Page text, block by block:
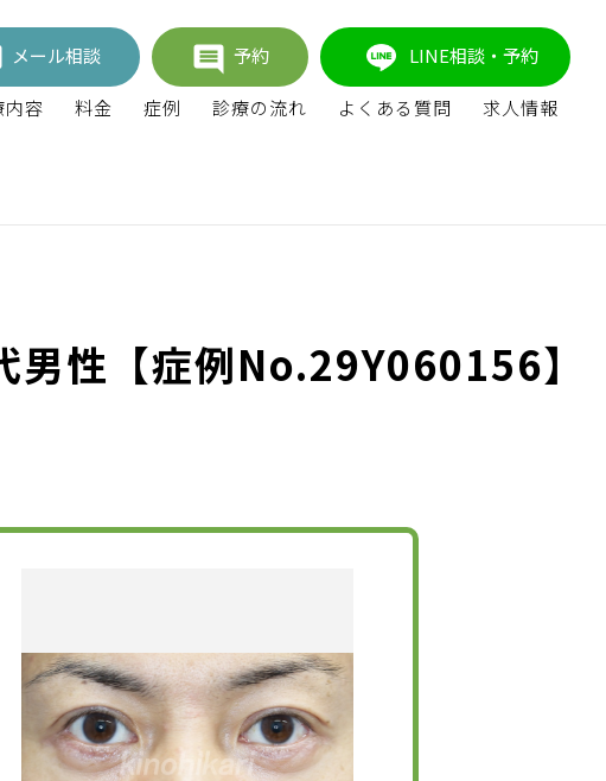
メール相談 予約 LINE相談・予約
内容 料金 症例 診療の流れ よくある質問 求人情報
性【症例No.29Y060156】